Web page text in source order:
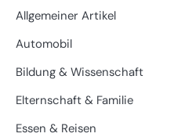
Allgemeiner Artikel
Automobil
Bildung & Wissenschaft
Elternschaft & Familie
Essen & Reisen